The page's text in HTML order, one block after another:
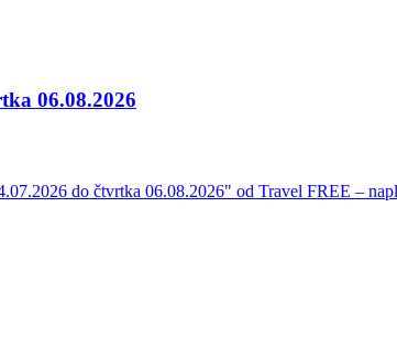
06.08.2026
do čtvrtka 06.08.2026" od Travel FREE –